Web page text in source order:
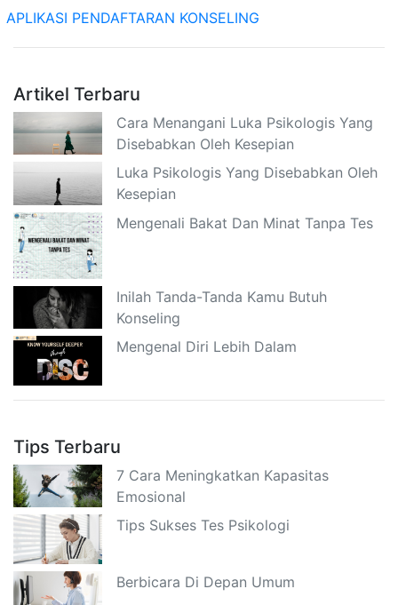
APLIKASI PENDAFTARAN KONSELING
Artikel Terbaru
Cara Menangani Luka Psikologis Yang
Disebabkan Oleh Kesepian
Luka Psikologis Yang Disebabkan Oleh
Kesepian
Mengenali Bakat Dan Minat Tanpa Tes
Inilah Tanda-Tanda Kamu Butuh
Konseling
Mengenal Diri Lebih Dalam
Tips Terbaru
7 Cara Meningkatkan Kapasitas
Emosional
Tips Sukses Tes Psikologi
Berbicara Di Depan Umum